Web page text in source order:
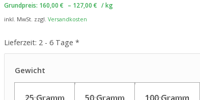
Grundpreis: 160,00 € – 127,00 € /kg
inkl. MwSt. zzgl. Versandkosten
Lieferzeit: 2 - 6 Tage *
Gewicht